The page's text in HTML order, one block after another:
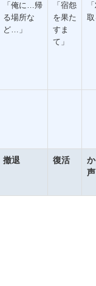
撤退 復活
声
「俺に…帰
る場所な
ど…」
「宿怨
を果た
すま
て」